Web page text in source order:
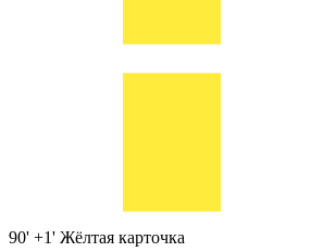
90' +1' Жёлтая карточка